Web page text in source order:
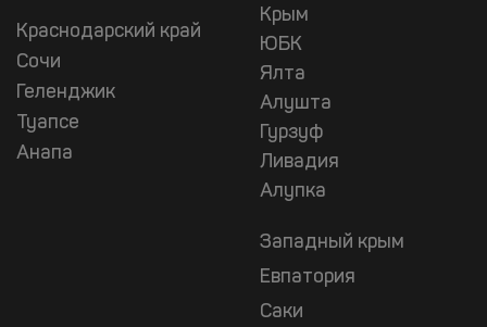
Краснодарский край
Сочи
Геленджик
Туапсе
Анапа
Крым
ЮБК
Ялта
Алушта
Гурзуф
Ливадия
Алупка
Западный крым
Евпатория
Саки